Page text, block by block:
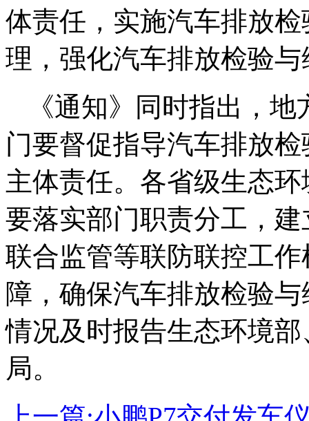
体责任，实施汽车排放
理，强化汽车排放检验
《通知》同时指出，
门要督促指导汽车排放
主体责任。各省级生态
要落实部门职责分工，
联合监管等联防联控工
障，确保汽车排放检验
情况及时报告生态环境
局。